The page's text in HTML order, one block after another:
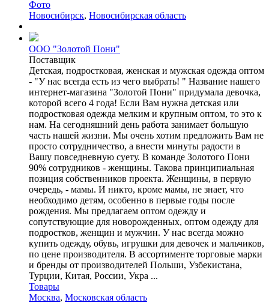
Фото
Новосибирск, Новосибирская область
ООО "Золотой Пони"
Поставщик
Детская, подростковая, женская и мужская одежда оптом
- "У нас всегда есть из чего выбрать! " Название нашего
интернет-магазина "Золотой Пони" придумала девочка,
которой всего 4 года! Если Вам нужна детская или
подростковая одежда мелким и крупным оптом, то это к
нам. На сегодняшний день работа занимает большую
часть нашей жизни. Мы очень хотим предложить Вам не
просто сотрудничество, а внести минуты радости в
Вашу повседневную суету. В команде Золотого Пони
90% сотрудников - женщины. Такова принципиальная
позиция собственников проекта. Женщины, в первую
очередь, - мамы. И никто, кроме мамы, не знает, что
необходимо детям, особенно в первые годы после
рождения. Мы предлагаем оптом одежду и
сопутствующие для новорожденных, оптом одежду для
подростков, женщин и мужчин. У нас всегда можно
купить одежду, обувь, игрушки для девочек и мальчиков,
по цене производителя. В ассортименте торговые марки
и бренды от производителей Польши, Узбекистана,
Турции, Китая, России, Укра ...
Товары
Москва, Московская область